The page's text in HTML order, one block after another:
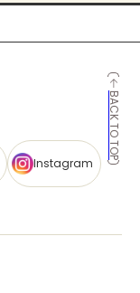
BACK TO TOP
Instagram